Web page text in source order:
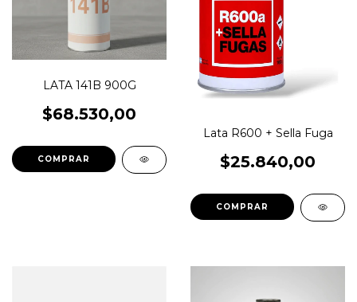
LATA 141B 900G
$68.530,00
Lata R600 + Sella Fuga
$25.840,00